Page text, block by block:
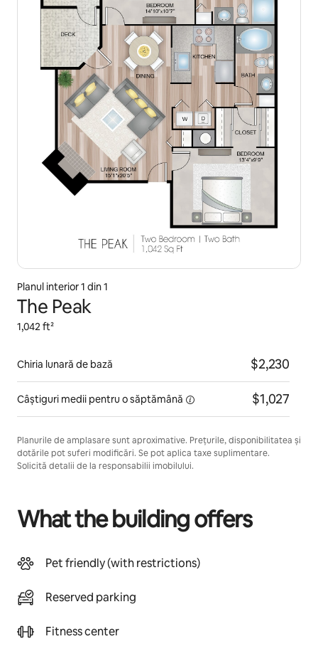
Planul interior 1 din 1
The Peak
1,042 ft²
Chiria lunară de bază $2,230
Câștiguri medii pentru o săptămână $1,027
Planurile de amplasare sunt aproximative. Prețurile, disponibilitatea și
dotările pot suferi modificări. Se pot aplica taxe suplimentare.
Solicită detalii de la responsabilii imobilului.
What the building offers
Pet friendly (with restrictions)
Reserved parking
Fitness center